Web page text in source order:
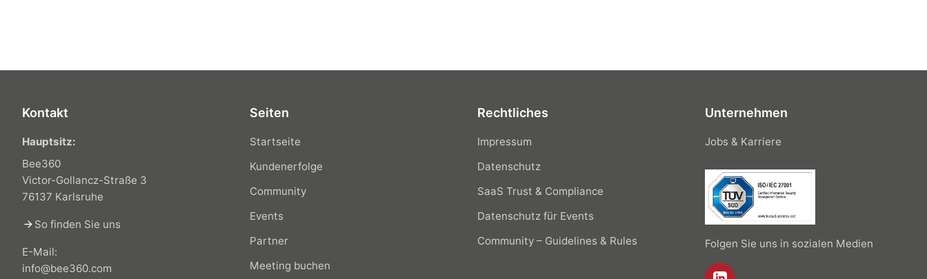
Kontakt
Hauptsitz:
Bee360
Victor-Gollancz-Straße 3
76137 Karlsruhe
arrow_forward So finden Sie uns
E-Mail:
info@bee360.com
Seiten
Startseite
Kundenerfolge
Community
Events
Partner
Meeting buchen
Rechtliches
Impressum
Datenschutz
SaaS Trust & Compliance
Datenschutz für Events
Community – Guidelines & Rules
Unternehmen
Jobs & Karriere
Folgen Sie uns in sozialen Medien